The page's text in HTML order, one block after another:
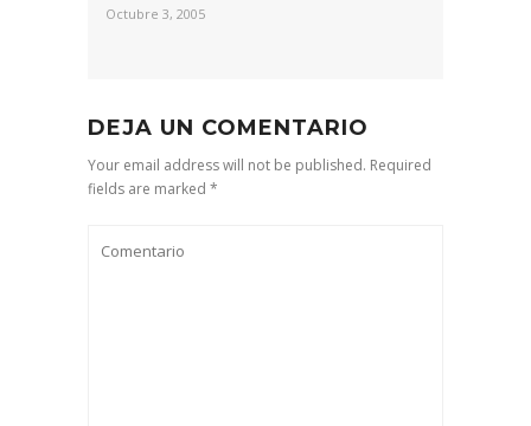
Octubre 3, 2005
DEJA UN COMENTARIO
Your email address will not be published. Required
fields are marked *